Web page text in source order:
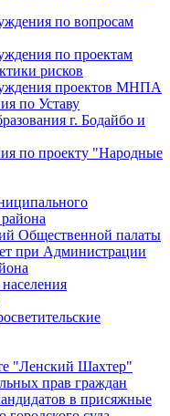
по вопросам
по проектам
рисков
проектов МНПА
по Уставу
г. Бодайбо и
по проекту "Народные
Общественной палаты
при Администрации
"Ленский Шахтер"
прав граждан
в присяжные